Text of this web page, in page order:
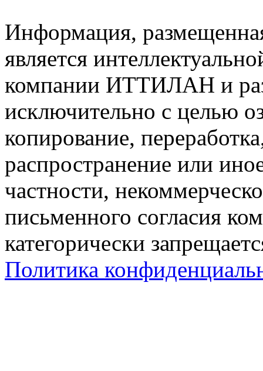
Информация,
является
компании ИТТИЛАН и
исключительно с целью
копирование,
распространение или
частности,
письменного согласия
категорически
Политика